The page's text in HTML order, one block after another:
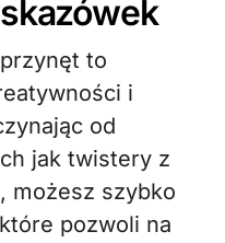
to
i
od
jak twistery z
możesz szybko
pozwoli na